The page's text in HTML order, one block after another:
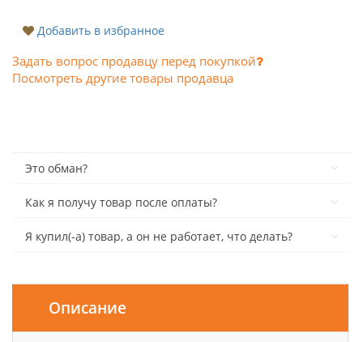
Добавить в избранное
Задать вопрос продавцу перед покупкой
Посмотреть другие товары продавца
Это обман?
Как я получу товар после оплаты?
Я купил(-а) товар, а он не работает, что делать?
Описание